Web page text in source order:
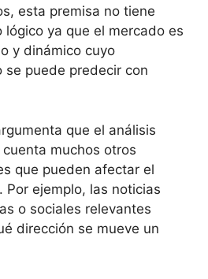
esta premisa no tiene
ya que el mercado es
y dinámico cuyo
se puede predecir con
que el análisis
muchos otros
que pueden afectar el
Por ejemplo, las noticias
o sociales relevantes
dirección se mueve un